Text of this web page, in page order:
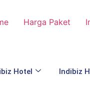
Harga Paket
Hotel Indibiz